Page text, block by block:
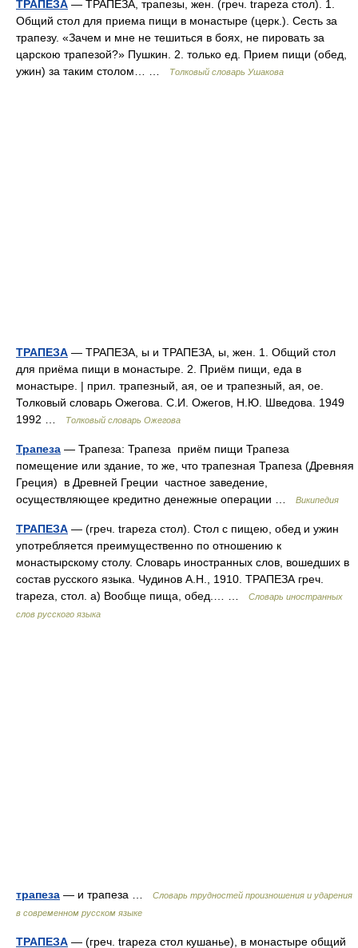
ТРАПЕЗА — ТРАПЕЗА, трапезы, жен. (греч. trapeza стол). 1.
Общий стол для приема пищи в монастыре (церк.). Сесть за
трапезу. «Зачем и мне не тешиться в боях, не пировать за
царскою трапезой?» Пушкин. 2. только ед. Прием пищи (обед,
ужин) за таким столом… …
Толковый словарь Ушакова
ТРАПЕЗА — ТРАПЕЗА, ы и ТРАПЕЗА, ы, жен. 1. Общий стол
для приёма пищи в монастыре. 2. Приём пищи, еда в
монастыре. | прил. трапезный, ая, ое и трапезный, ая, ое.
Толковый словарь Ожегова. С.И. Ожегов, Н.Ю. Шведова. 1949
1992 …
Толковый словарь Ожегова
Трапеза — Трапеза: Трапеза приём пищи Трапеза
помещение или здание, то же, что трапезная Трапеза (Древняя
Греция) в Древней Греции частное заведение,
осуществляющее кредитно денежные операции …
Википедия
ТРАПЕЗА — (греч. trapeza стол). Стол с пищею, обед и ужин
употребляется преимущественно по отношению к
монастырскому столу. Словарь иностранных слов, вошедших в
состав русского языка. Чудинов А.Н., 1910. ТРАПЕЗА греч.
trapeza, стол. а) Вообще пища, обед.… …
Словарь иностранных
слов русского языка
трапеза — и трапеза …
Словарь трудностей произношения и ударения
в современном русском языке
ТРАПЕЗА — (греч. trapeza стол кушанье), в монастыре общий